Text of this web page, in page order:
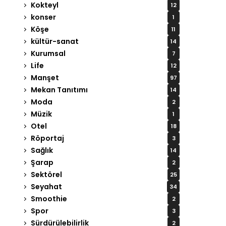
Kokteyl 12
konser 1
Köşe 11
kültür-sanat 14
Kurumsal 7
Life 12
Manşet 97
Mekan Tanıtımı 14
Moda 2
Müzik 1
Otel 18
Röportaj 3
Sağlık 14
Şarap 2
Sektörel 25
Seyahat 34
Smoothie 2
Spor 3
Sürdürülebilirlik 2